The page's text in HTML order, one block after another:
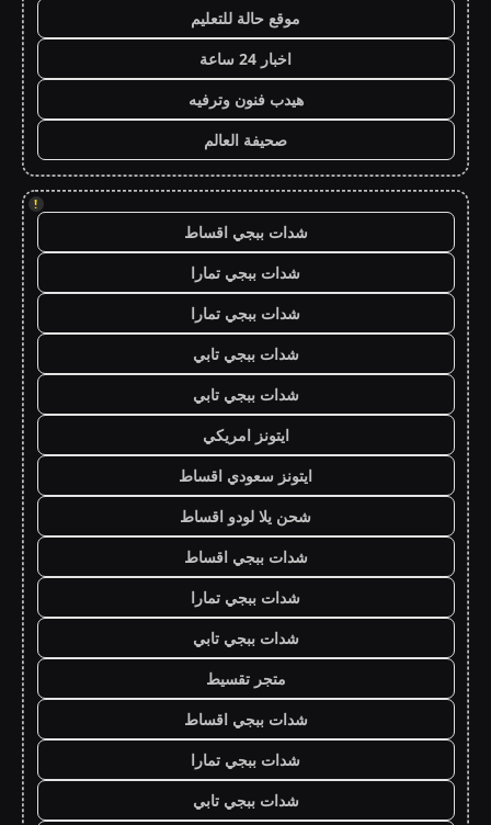
موقع حالة للتعليم
اخبار 24 ساعة
هيدب فنون وترفيه
صحيفة العالم
!
شدات ببجي اقساط
شدات ببجي تمارا
شدات ببجي تمارا
شدات ببجي تابي
شدات ببجي تابي
ايتونز امريكي
ايتونز سعودي اقساط
شحن يلا لودو اقساط
شدات ببجي اقساط
شدات ببجي تمارا
شدات ببجي تابي
متجر تقسيط
شدات ببجي اقساط
شدات ببجي تمارا
شدات ببجي تابي